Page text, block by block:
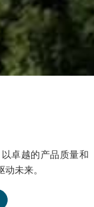
卓越的产品质量和
未来。